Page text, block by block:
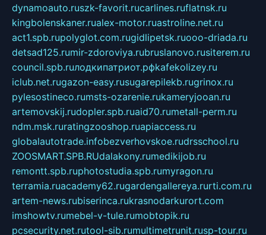
dynamoauto.ruszk-favorit.rucarlines.ruflatnsk.ru
kingbolenskaner.rualex-motor.ruastroline.net.ru
act1.spb.rupolyglot.com.rugidlipetsk.ruooo-driada.ru
detsad125.rumir-zdoroviya.rubruslanovo.rusiterem.ru
council.spb.ruлодкипатриот.рфkafekolizey.ru
iclub.net.rugazon-easy.rusugarepilekb.rugrinox.ru
pylesostineco.rumsts-ozarenie.rukameryjooan.ru
artemovskij.rudopler.spb.ruaid70.rumetall-perm.ru
ndm.msk.ruratingzooshop.ruapiaccess.ru
globalautotrade.infobezverhovskoe.rudrsschool.ru
ZOOSMART.SPB.RUdalakony.rumedikijob.ru
remontt.spb.ruphotostudia.spb.rumyragon.ru
terramia.ruacademy62.rugardengallereya.rurti.com.ru
artem-news.rubiserinca.rukrasnodarkurort.com
imshowtv.rumebel-v-tule.rumobtopik.ru
pcsecurity.net.rutool-sib.rumultimetrunit.rusp-tour.ru